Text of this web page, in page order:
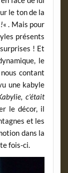
le ton de la
« . Mais pour
présents
! Et
le
contant
une kabyle
c’était
le décor, il
et les
dans la
fois-ci.